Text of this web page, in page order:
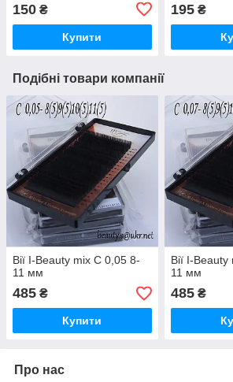
150 ₴
Купити
195₴
Подібні товари компанії
Вії I-Beauty mix С 0,05 8-
11 мм
485 ₴
Купити
Вії I-
11 мм
485₴
Про нас